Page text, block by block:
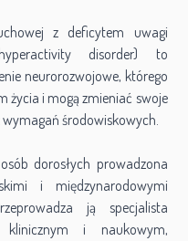
z deficytem uwagi
disorder) to
neurorozwojowe, którego
życia i mogą zmieniać swoje
wymagań środowiskowych.
dorosłych prowadzona
i międzynarodowymi
ją specjalista
klinicznym i naukowym,